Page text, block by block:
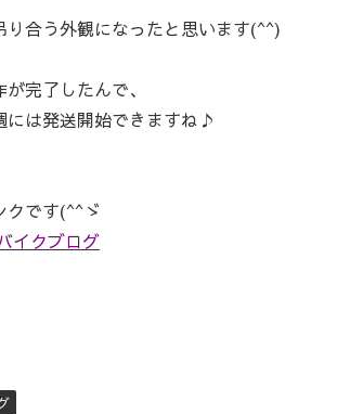
り合う外観になったと思います(^^)
完了したんで、
には発送開始できますね♪
です(^^ゞ
イクブログ